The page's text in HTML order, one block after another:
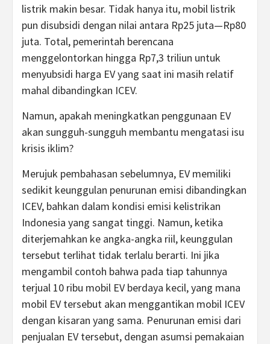
listrik makin besar. Tidak hanya itu, mobil listrik
pun disubsidi dengan nilai antara Rp25 juta—Rp80
juta. Total, pemerintah berencana
menggelontorkan hingga Rp7,3 triliun untuk
menyubsidi harga EV yang saat ini masih relatif
mahal dibandingkan ICEV.
Namun, apakah meningkatkan penggunaan EV
akan sungguh-sungguh membantu mengatasi isu
krisis iklim?
Merujuk pembahasan sebelumnya, EV memiliki
sedikit keunggulan penurunan emisi dibandingkan
ICEV, bahkan dalam kondisi emisi kelistrikan
Indonesia yang sangat tinggi. Namun, ketika
diterjemahkan ke angka-angka riil, keunggulan
tersebut terlihat tidak terlalu berarti. Ini jika
mengambil contoh bahwa pada tiap tahunnya
terjual 10 ribu mobil EV berdaya kecil, yang mana
mobil EV tersebut akan menggantikan mobil ICEV
dengan kisaran yang sama. Penurunan emisi dari
penjualan EV tersebut, dengan asumsi pemakaian